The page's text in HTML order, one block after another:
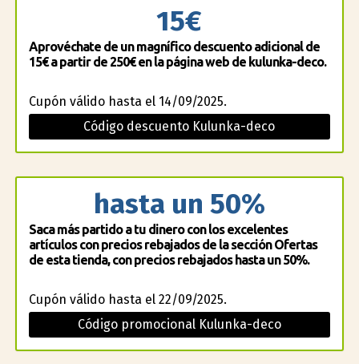
15€
Aprovéchate de un magnífico descuento adicional de
15€ a partir de 250€ en la página web de kulunka-deco.
Cupón válido hasta el 14/09/2025.
Código descuento Kulunka-deco
hasta un 50%
Saca más partido a tu dinero con los excelentes
artículos con precios rebajados de la sección Ofertas
de esta tienda, con precios rebajados hasta un 50%.
Cupón válido hasta el 22/09/2025.
Código promocional Kulunka-deco